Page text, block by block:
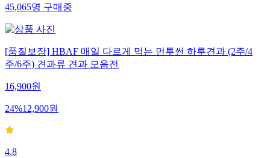
45,065명 구매중
[품질보장] HBAF 매일 다르게 먹는 먼투썬 하루견과 (2주/4
주/6주) 견과류 견과 모음전
16,900원
24%12,900원
4.8